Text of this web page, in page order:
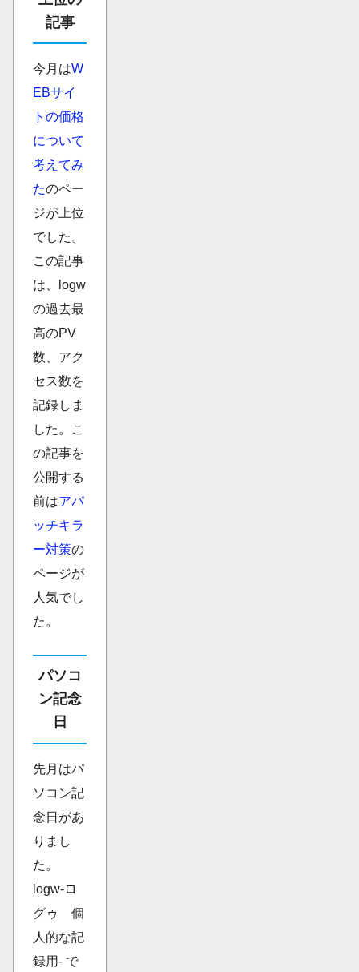
記事
今月はW
EBサイ
トの価格
について
考えてみ
たのペー
ジが上位
でした。
この記事
は、logw
の過去最
高のPV
数、アク
セス数を
記録しま
した。こ
の記事を
公開する
前はアパ
ッチキラ
ー対策の
ページが
人気でし
た。
パソコ
ン記念
日
先月はパ
ソコン記
念日があ
りまし
た。
logw-ロ
グゥ 個
人的な記
録用- で